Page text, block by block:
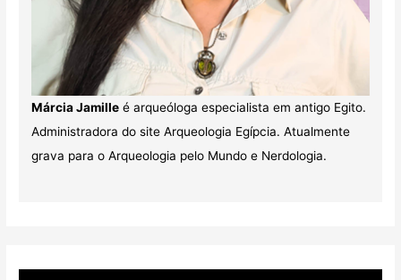
Márcia Jamilleé arqueóloga especialista em antigo Egito.
Administradora do site Arqueologia Egípcia. Atualmente
grava para o Arqueologia pelo Mundo e Nerdologia.